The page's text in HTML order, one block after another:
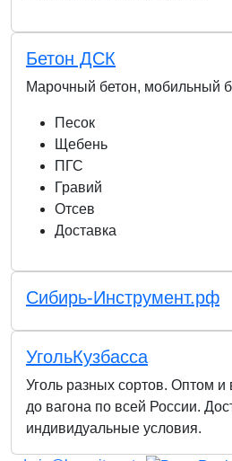
Бетон ДСК
Марочный бетон, мобильный
Песок
Щебень
ПГС
Гравий
Отсев
Доставка
Сибирь-Инструмент.рф
УгольКузбасса
Уголь разных сортов. Оптом и
до вагона по всей России.
индивидуальные условия.